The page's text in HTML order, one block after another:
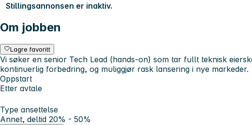
Stillingsannonsen er inaktiv.
Om jobben
Lagre favoritt
Vi søker en senior Tech Lead (hands-on) som tar fullt teknisk
kontinuerlig forbedring, og muliggjør rask lansering i nye markeder.
Oppstart
Etter avtale
Type ansettelse
Annet, deltid 20% - 50%